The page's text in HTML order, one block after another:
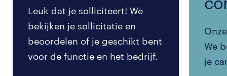
Leuk dat je solliciteert! We
bekijken je sollicitatie en
beoordelen of je geschikt bent
voor de functie en het bedrijf.
We
je